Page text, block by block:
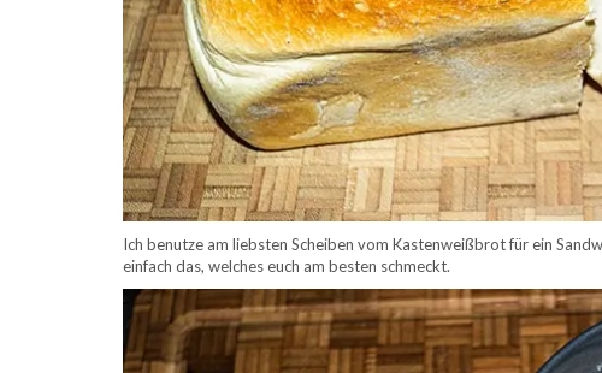
Ich benutze am liebsten Scheiben vom Kastenweißbrot für ein
einfach das, welches euch am besten schmeckt.